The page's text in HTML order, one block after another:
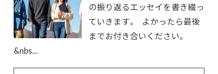
の振り返るエッセイを書き綴っ
ていきます。 よかったら最後
までお付き合いください。
&nbs...